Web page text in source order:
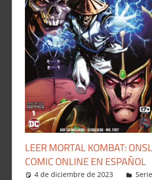
LEER MORTAL KOMBAT:
COMIC ONLINE EN ESPAÑOL
4 de diciembre de 2023